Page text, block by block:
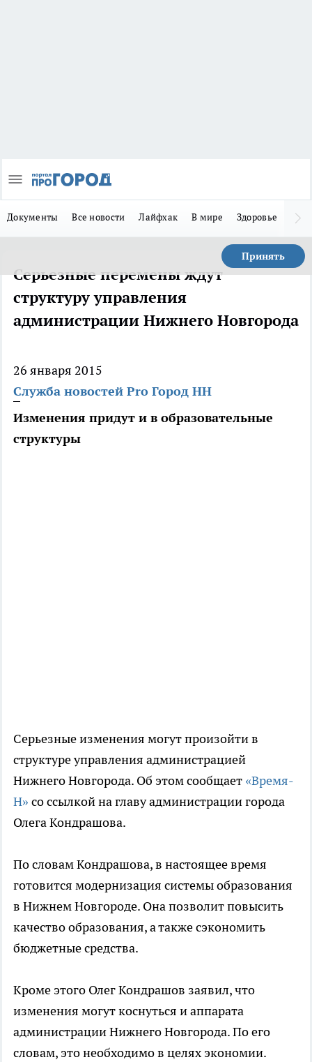
Документы Все новости Лайфхак В мире Здоровье
Принять
Серьезные перемены ждут
структуру управления
администрации Нижнего Новгорода
26 января 2015
Служба новостей Pro Город НН
Изменения придут и в образовательные
структуры
Серьезные изменения могут произойти в
структуре управления администрацией
Нижнего Новгорода. Об этом сообщает «Время-
Н» со ссылкой на главу администрации города
Олега Кондрашова.
По словам Кондрашова, в настоящее время
готовится модернизация системы образования
в Нижнем Новгороде. Она позволит повысить
качество образования, а также сэкономить
бюджетные средства.
Кроме этого Олег Кондрашов заявил, что
изменения могут коснуться и аппарата
администрации Нижнего Новгорода. По его
словам, это необходимо в целях экономии.